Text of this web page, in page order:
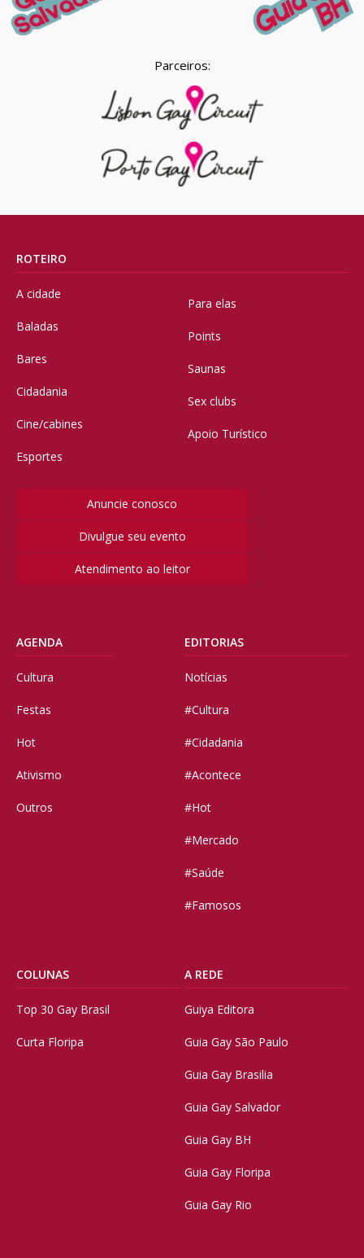
Parceiros:
ROTEIRO
A cidade
Baladas
Bares
Cidadania
Cine/cabines
Esportes
Para elas
Points
Saunas
Sex clubs
Apoio Turístico
Anuncie conosco
Divulgue seu evento
Atendimento ao leitor
AGENDA
Cultura
Festas
Hot
Ativismo
Outros
EDITORIAS
Notícias
#Cultura
#Cidadania
#Acontece
#Hot
#Mercado
#Saúde
#Famosos
COLUNAS
Top 30 Gay Brasil
Curta Floripa
A REDE
Guiya Editora
Guia Gay São Paulo
Guia Gay Brasilia
Guia Gay Salvador
Guia Gay BH
Guia Gay Floripa
Guia Gay Rio